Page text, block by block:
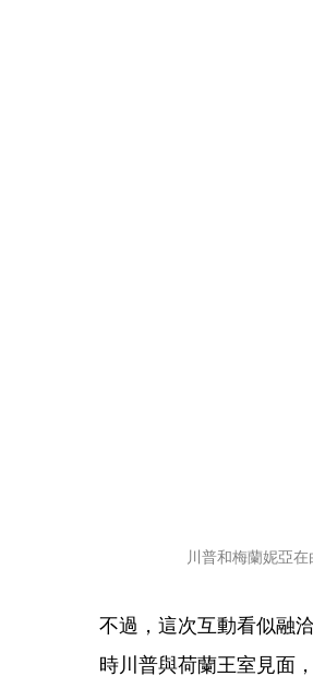
川普和梅蘭妮亞
不過，這次互動看似融
時川普與荷蘭王室見面